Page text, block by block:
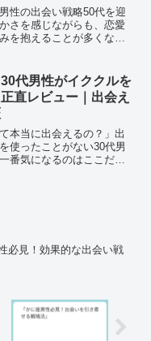
性の出会い戦略50代を迎
さを感じながらも、恋愛
を抱えることが多くなっ
目な性格から出会いに対し
ず、自...
30代男性がイククルを
直レビュー｜出会え
本当に出会えるの？」出
使ったことがない30代男
番気になるのはここだと
必見！効果的な出会い戦